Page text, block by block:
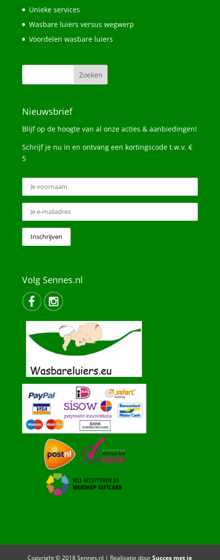
Unieke services
Wasbare luiers versus wegwerp
Voordelen wasbare luiers
Nieuwsbrief
Blijf op de hoogte van al onze acties & aanbiedingen!
Schrijf je nu in en ontvang een kortingscode t.w.v. €
5
Volg Sennes.nl
Copyright © 2018 Sennes.nl | Realisatie doorSucces met je